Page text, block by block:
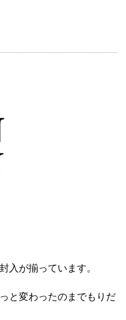
入が揃っています。
と変わったのまでもりだ